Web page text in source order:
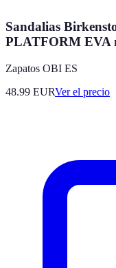
Sandalias
PLATFORM EVA
Zapatos OBI ES
48.99 EURVer el precio